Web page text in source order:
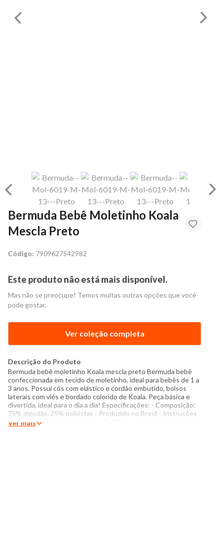
Bermuda Bebê Moletinho Koala
Mescla Preto
Código: 7909627542982
Este produto não está mais disponível.
Mas não se preocupe! Temos muitas outras opções que você
pode gostar.
Ver coleção completa
Descrição do Produto
Bermuda bebê moletinho Koala mescla preto Bermuda bebê
confeccionada em tecido de moletinho, ideal para bebês de 1 a
3 anos. Possui cós com elástico e cordão embutido, bolsos
laterais com viés e bordado colorido de Koala. Peça básica e
divertida, ideal para o dia a dia! Especificações: - Composição:
75% algodão, 25% poliéster - Produzido no Brasil - Instruções
de lavagem: Lavar somente a mão Não usar alvejante a base de
Ver mais